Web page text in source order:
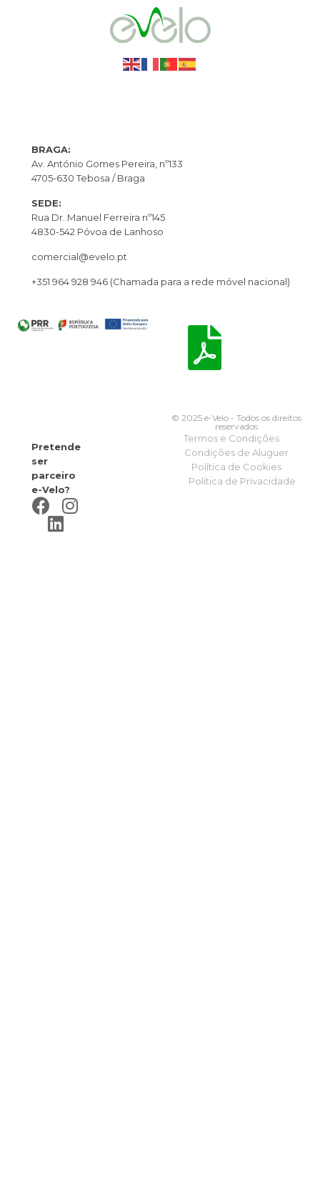
BRAGA:
Av. António Gomes Pereira, nº133
4705-630 Tebosa / Braga
SEDE:
Rua Dr. Manuel Ferreira nº145
4830-542 Póvoa de Lanhoso
comercial@evelo.pt
+351 964 928 946 (Chamada para a rede móvel nacional)
Pretende
ser
parceiro
e-Velo?
© 2025 e-Velo - Todos os direitos
reservados
Termos e Condições
Condições de Aluguer
Política de Cookies
Política de Privacidade